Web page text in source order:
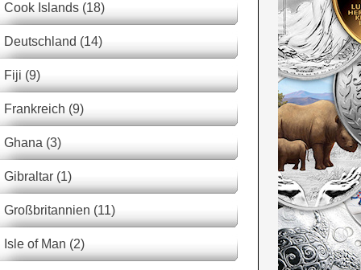
Cook Islands (18)
Deutschland (14)
Fiji (9)
Frankreich (9)
Ghana (3)
Gibraltar (1)
Großbritannien (11)
Isle of Man (2)